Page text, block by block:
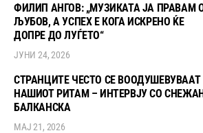
ФИЛИП АНГОВ: „МУЗИКАТА ЈА ПРАВАМ
ЉУБОВ, А УСПЕХ Е КОГА ИСКРЕНО ЌЕ
ДОПРЕ ДО ЛУЃЕТО“
ЈУНИ 24, 2026
СТРАНЦИТЕ ЧЕСТО СЕ
НАШИОТ РИТАМ – ИНТЕРВЈУ СО
БАЛКАНСКА
МАЈ 21, 2026